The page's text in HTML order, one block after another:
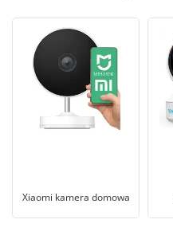
Xiaomi kamera domowa